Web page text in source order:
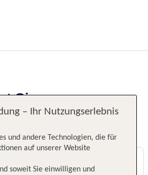
Sie
telefonischer 24/7 TUI Service
– Ihr Nutzungserlebnis
und andere Technologien, die für
auf unserer Website
soweit Sie einwilligen und